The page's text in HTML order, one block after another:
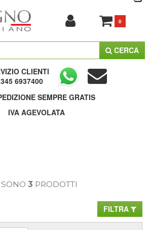
0
CERCA
CLIENTI
6937400
SEMPRE GRATIS
IVA AGEVOLATA
3 PRODOTTI
FILTRA